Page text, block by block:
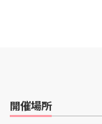
開催場所